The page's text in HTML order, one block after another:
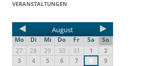
VERANSTALTUNGEN
August
Mo Di Mi Do Fr Sa
So
27
28 29 30 31 1
2
3
4 5 6 7 8
9